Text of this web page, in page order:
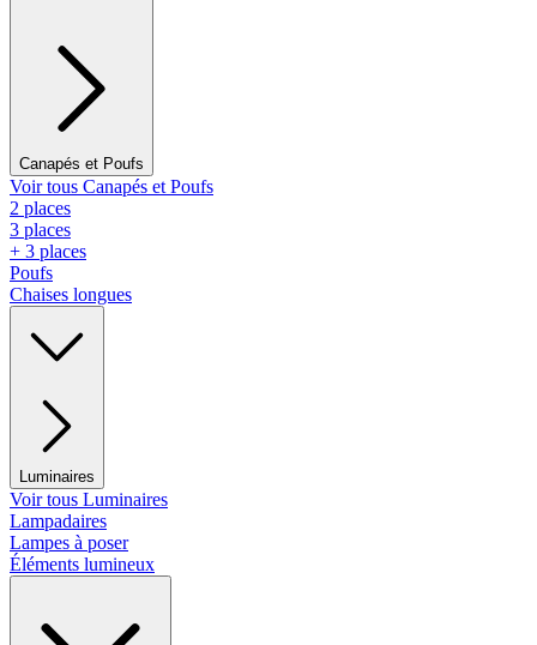
Canapés et Poufs
Voir tous Canapés et Poufs
2 places
3 places
+ 3 places
Poufs
Chaises longues
Luminaires
Voir tous Luminaires
Lampadaires
Lampes à poser
Éléments lumineux